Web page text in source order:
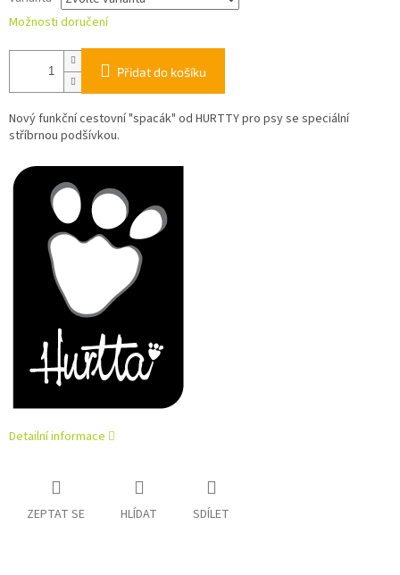
Možnosti doručení
Přidat do košíku
Nový funkčnícestovní "spacák" od HURTTY pro psy se speciální
stříbrnou podšívkou.
Detailní informace
ZEPTAT SE HLÍDAT SDÍLET